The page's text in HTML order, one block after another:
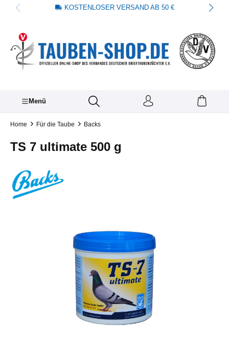
springen KOSTENLOSER VERSAND AB 50 €
Menü
Home Für die Taube Backs
TS 7 ultimate 500 g